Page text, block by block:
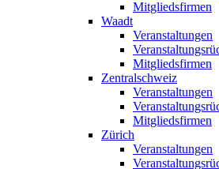
Mitgliedsfirmen
Waadt
Veranstaltungen
Mitgliedsfirmen
Zentralschweiz
Veranstaltungen
Mitgliedsfirmen
Zürich
Veranstaltungen